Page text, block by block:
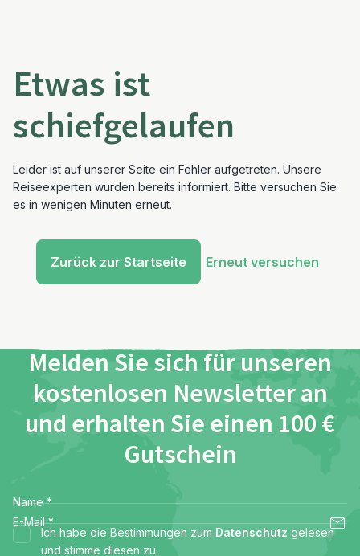
Etwas ist
schiefgelaufen
Leider ist auf unserer Seite ein Fehler aufgetreten. Unsere
Reiseexperten wurden bereits informiert. Bitte versuchen Sie
es in wenigen Minuten erneut.
Zurück zur Startseite Erneut versuchen
Melden Sie sich für unseren
kostenlosen Newsletter an
und erhalten Sie einen 100 €
Gutschein
Name *
E-Mail *
Ich habe die Bestimmungen zum Datenschutz gelesen
und stimme diesen zu.